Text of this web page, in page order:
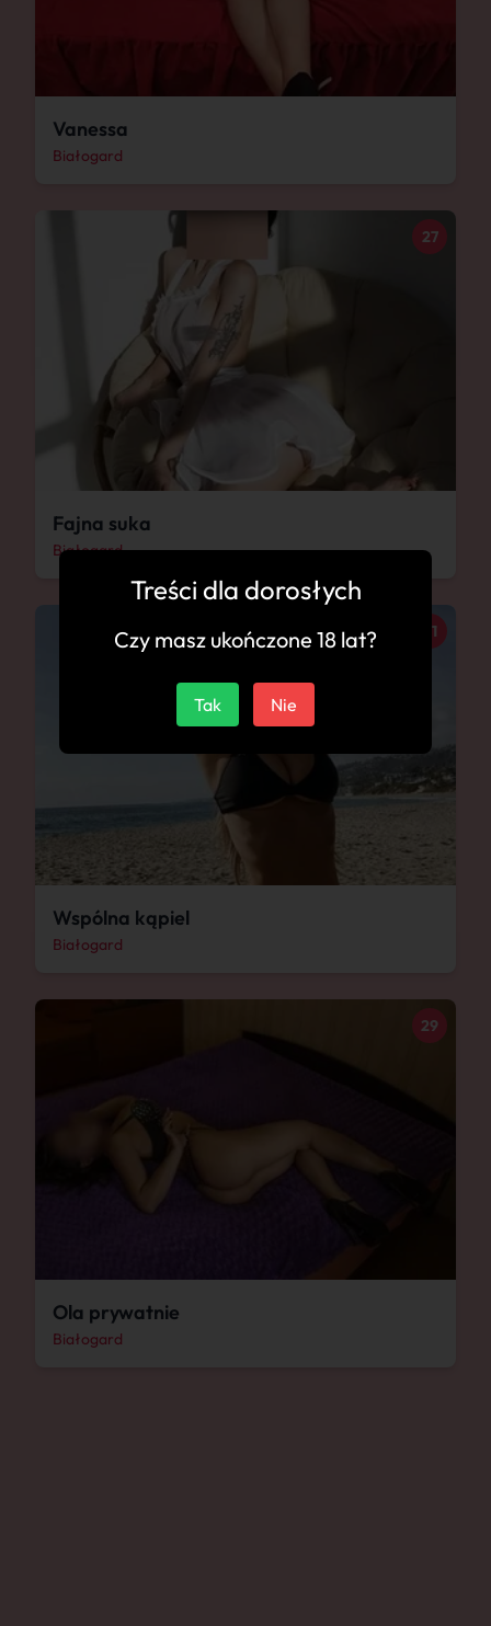
Vanessa
Białogard
27
Fajna suka
Białogard
31
Wspólna kąpiel
Białogard
29
Ola prywatnie
Białogard
Treści dla dorosłych
Czy masz ukończone 18 lat?
Tak Nie